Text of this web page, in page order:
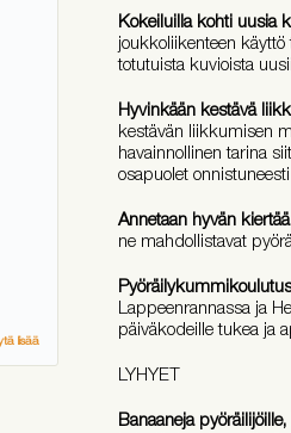
lisää
Kokeiluilla kohti uusia
joukkoliikenteen
totutuista kuvioista
Hyvinkään kestävä
kestävän liikkumisen
havainnollinen tarina
osapuolet
Annetaan hyvän
ne mahdollistavat
Lappeenrannassa ja
päiväkodeille tukea ja
LYHYET
Banaaneja